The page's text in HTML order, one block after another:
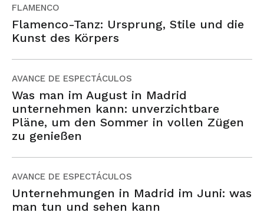
FLAMENCO
Flamenco-Tanz: Ursprung, Stile und die
Kunst des Körpers
AVANCE DE ESPECTÁCULOS
Was man im August in Madrid
unternehmen kann: unverzichtbare
Pläne, um den Sommer in vollen Zügen
zu genießen
AVANCE DE ESPECTÁCULOS
Unternehmungen in Madrid im Juni: was
man tun und sehen kann